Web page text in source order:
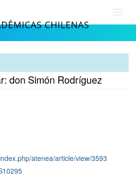
don Simón Rodríguez
atenea/article/view/3593